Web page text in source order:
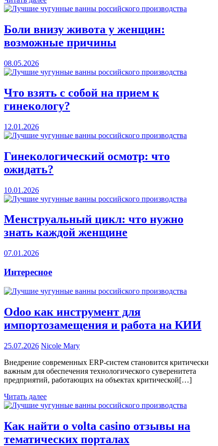
Боли внизу живота у женщин:
возможные причины
08.05.2026
Что взять с собой на прием к
гинекологу?
12.01.2026
Гинекологический осмотр: что
ожидать?
10.01.2026
Менструальный цикл: что нужно
знать каждой женщине
07.01.2026
Интересное
Odoo как инструмент для
импортозамещения и работа на КИИ
25.07.2026 Nicole Mary
Внедрение современных ERP-систем становится критически
важным для обеспечения технологического суверенитета
предприятий, работающих на объектах критической[…]
Читать далее
Как найти о volta casino отзывы на
тематических порталах